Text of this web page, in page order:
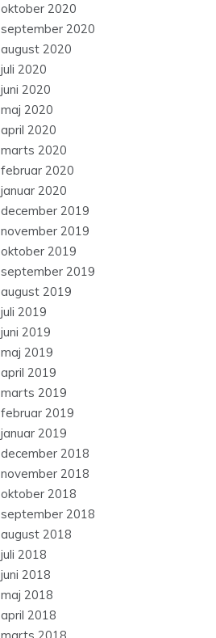
oktober 2020
september 2020
august 2020
juli 2020
juni 2020
maj 2020
april 2020
marts 2020
februar 2020
januar 2020
december 2019
november 2019
oktober 2019
september 2019
august 2019
juli 2019
juni 2019
maj 2019
april 2019
marts 2019
februar 2019
januar 2019
december 2018
november 2018
oktober 2018
september 2018
august 2018
juli 2018
juni 2018
maj 2018
april 2018